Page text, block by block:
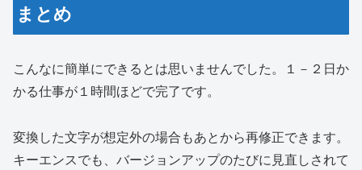
まとめ
こんなに簡単にできるとは思いませんでした。１－２日か
かる仕事が１時間ほどで完了です。
変換した文字が想定外の場合もあとから再修正できます。
キーエンスでも、バージョンアップのたびに見直しされて